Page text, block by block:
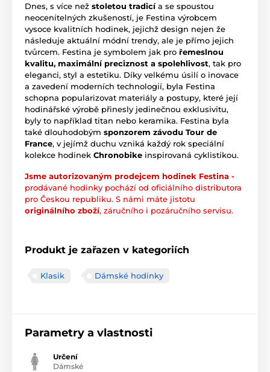
Dnes, s více než stoletou tradicía se spoustou
neocenitelných zkušeností, je Festina výrobcem
vysoce kvalitních hodinek, jejichž design nejen že
následuje aktuální módní trendy, ale je přímo jejich
tvůrcem. Festina je symbolem jak pro řemeslnou
kvalitu, maximální preciznost a spolehlivost, tak pro
eleganci, styl a estetiku. Díky velkému úsilí o inovace
a zavedení moderních technologií, byla Festina
schopna popularizovat materiály a postupy, které její
hodinářské výrobě přinesly jedinečnou exklusivitu,
byly to například titan nebo keramika. Festina byla
také dlouhodobým sponzorem závodu Tour de
France, v jejímž duchu vzniká každý rok speciální
kolekce hodinek Chronobike inspirovaná cyklistikou.
Jsme autorizovaným prodejcem hodinek Festina -
prodávané hodinky pochází od oficiálního distributora
pro Českou republiku. S námi máte jistotu
originálního zboží, záručního i pozáručního servisu.
Produkt je zařazen v kategoriích
Klasik Dámské hodinky
Parametry a vlastnosti
Určení
Dámské